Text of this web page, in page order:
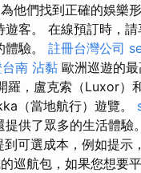
他們找到正確的娛樂
客。 在線預訂時，
驗。 註冊台灣公司
南 沾黏 歐洲巡遊的
羅，盧克索（Luxor）
（當地航行）遊覽。
供了眾多的生活體驗
到可選成本，例如提示
巡航包，如果您想要